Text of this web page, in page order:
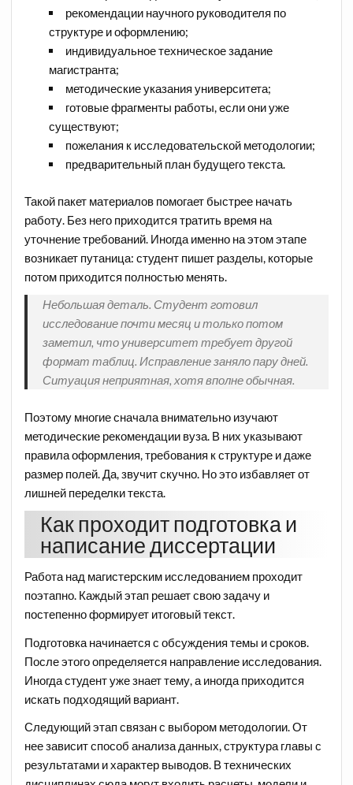
рекомендации научного руководителя по
структуре и оформлению;
индивидуальное техническое задание
магистранта;
методические указания университета;
готовые фрагменты работы, если они уже
существуют;
пожелания к исследовательской методологии;
предварительный план будущего текста.
Такой пакет материалов помогает быстрее начать
работу. Без него приходится тратить время на
уточнение требований. Иногда именно на этом этапе
возникает путаница: студент пишет разделы, которые
потом приходится полностью менять.
Небольшая деталь. Студент готовил
исследование почти месяц и только потом
заметил, что университет требует другой
формат таблиц. Исправление заняло пару дней.
Ситуация неприятная, хотя вполне обычная.
Поэтому многие сначала внимательно изучают
методические рекомендации вуза. В них указывают
правила оформления, требования к структуре и даже
размер полей. Да, звучит скучно. Но это избавляет от
лишней переделки текста.
Как проходит подготовка и
написание диссертации
Работа над магистерским исследованием проходит
поэтапно. Каждый этап решает свою задачу и
постепенно формирует итоговый текст.
Подготовка начинается с обсуждения темы и сроков.
После этого определяется направление исследования.
Иногда студент уже знает тему, а иногда приходится
искать подходящий вариант.
Следующий этап связан с выбором методологии. От
нее зависит способ анализа данных, структура главы с
результатами и характер выводов. В технических